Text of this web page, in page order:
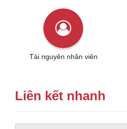
Tài nguyên nhân viên
Liên kết nhanh